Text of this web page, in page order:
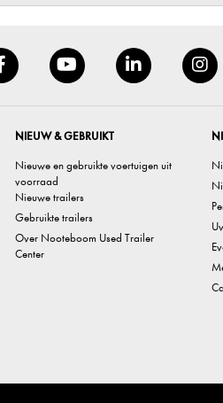
NIEUW & GEBRUIKT
Nieuwe en gebruikte voertuigen uit
voorraad
Nieuwe trailers
Gebruikte trailers
Over Nooteboom Used Trailer
Center